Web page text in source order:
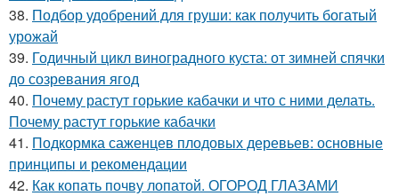
38. Подбор удобрений для груши: как получить богатый
урожай
39. Годичный цикл виноградного куста: от зимней спячки
до созревания ягод
40. Почему растут горькие кабачки и что с ними делать.
Почему растут горькие кабачки
41. Подкормка саженцев плодовых деревьев: основные
принципы и рекомендации
42. Как копать почву лопатой. ОГОРОД ГЛАЗАМИ